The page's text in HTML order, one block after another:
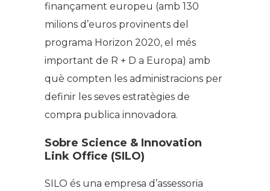
finançament europeu (amb 130
milions d’euros provinents del
programa Horizon 2020, el més
important de R + D a Europa) amb
què compten les administracions per
definir les seves estratègies de
compra publica innovadora.
Sobre Science & Innovation
Link Office (SILO)
SILO és una empresa d’assessoria